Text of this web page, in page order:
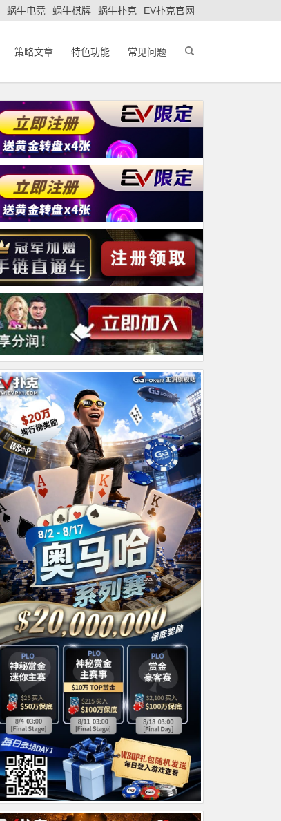
蜗牛电竞 蜗牛棋牌 蜗牛扑克 EV扑克官网
策略文章 特色功能 常见问题